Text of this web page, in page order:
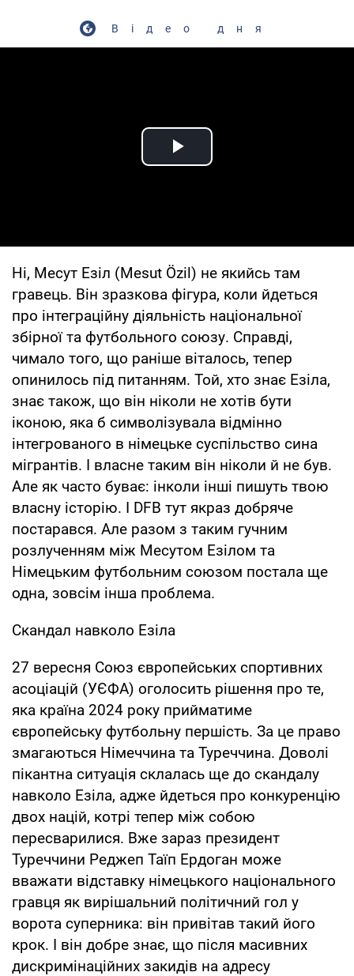
Відео дня
Play Video
Ні, Месут Езіл (Mesut Özil) не якийсь там
гравець. Він зразкова фігура, коли йдеться
про інтеграційну діяльність національної
збірної та футбольного союзу. Справді,
чимало того, що раніше віталось, тепер
опинилось під питанням. Той, хто знає Езіла,
знає також, що він ніколи не хотів бути
іконою, яка б символізувала відмінно
інтегрованого в німецьке суспільство сина
мігрантів. І власне таким він ніколи й не був.
Але як часто буває: інколи інші пишуть твою
власну історію. І DFB тут якраз добряче
постарався. Але разом з таким гучним
розлученням між Месутом Езілом та
Німецьким футбольним союзом постала ще
одна, зовсім інша проблема.
Скандал навколо Езіла
27 вересня Союз європейських спортивних
асоціацій (УЄФА) оголосить рішення про те,
яка країна 2024 року прийматиме
європейську футбольну першість. За це право
змагаються Німеччина та Туреччина. Доволі
пікантна ситуація склалась ще до скандалу
навколо Езіла, адже йдеться про конкуренцію
двох націй, котрі тепер між собою
пересварилися. Вже зараз президент
Туреччини Реджеп Таїп Ердоган може
вважати відставку німецького національного
гравця як вирішальний політичний гол у
ворота суперника: він привітав такий його
крок. І він добре знає, що після масивних
дискримінаційних закидів на адресу